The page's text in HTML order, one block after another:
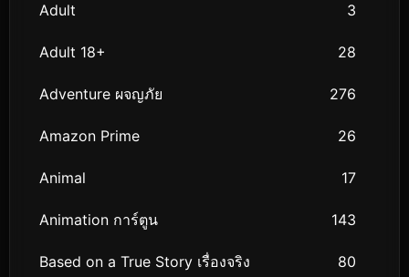
Adult 3
Adult 18+ 28
Adventure ผจญภัย 276
Amazon Prime 26
Animal 17
Animation การ์ตูน 143
Based on a True Story เรื่องจริง 80